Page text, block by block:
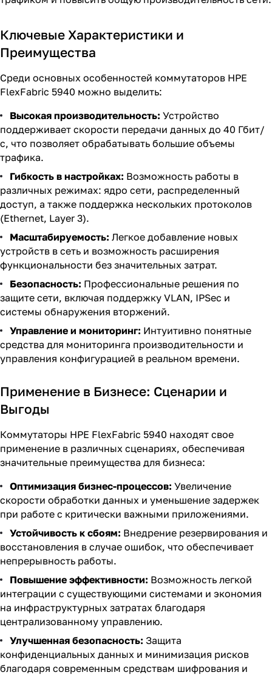
Ключевые Характеристики и
Преимущества
Среди основных особенностей коммутаторов HPE
FlexFabric 5940 можно выделить:
Высокая производительность: Устройство
поддерживает скорости передачи данных до 40 Гбит/
с, что позволяет обрабатывать большие объемы
трафика.
Гибкость в настройках: Возможность работы в
различных режимах: ядро сети, распределенный
доступ, а также поддержка нескольких протоколов
(Ethernet, Layer 3).
Масштабируемость: Легкое добавление новых
устройств в сеть и возможность расширения
функциональности без значительных затрат.
Безопасность: Профессиональные решения по
защите сети, включая поддержку VLAN, IPSec и
системы обнаружения вторжений.
Управление и мониторинг: Интуитивно понятные
средства для мониторинга производительности и
управления конфигурацией в реальном времени.
Применение в Бизнесе: Сценарии и
Выгоды
Коммутаторы HPE FlexFabric 5940 находят свое
применение в различных сценариях, обеспечивая
значительные преимущества для бизнеса:
Оптимизация бизнес-процессов: Увеличение
скорости обработки данных и уменьшение задержек
при работе с критически важными приложениями.
Устойчивость к сбоям: Внедрение резервирования и
восстановления в случае ошибок, что обеспечивает
непрерывность работы.
Повышение эффективности: Возможность легкой
интеграции с существующими системами и экономия
на инфраструктурных затратах благодаря
централизованному управлению.
Улучшенная безопасность: Защита
конфиденциальных данных и минимизация рисков
благодаря современным средствам шифрования и